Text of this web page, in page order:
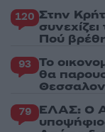
120 Στην
Πού
93 Το
θα
79 ΕΛΑΣ: Ο